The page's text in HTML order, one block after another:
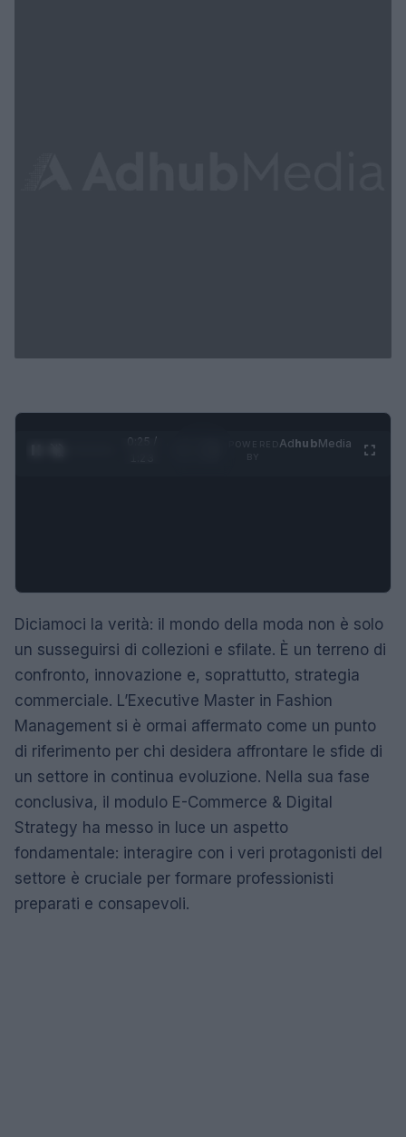
0:26 /
AdhubMedia
Diciamoci la verità: il mondo della moda non è solo
un susseguirsi di collezioni e sfilate. È un terreno di
confronto, innovazione e, soprattutto, strategia
commerciale. L’Executive Master in Fashion
Management si è ormai affermato come un punto
di riferimento per chi desidera affrontare le sfide di
un settore in continua evoluzione. Nella sua fase
conclusiva, il modulo E-Commerce & Digital
Strategy ha messo in luce un aspetto
fondamentale: interagire con i veri protagonisti del
settore è cruciale per formare professionisti
preparati e consapevoli.